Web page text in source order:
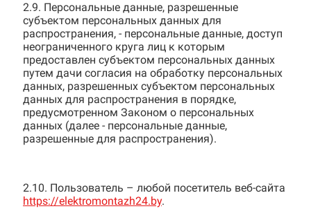
2.9. Персональные данные, разрешенные
субъектом персональных данных для
распространения, - персональные данные, доступ
неограниченного круга лиц к которым
предоставлен субъектом персональных данных
путем дачи согласия на обработку персональных
данных, разрешенных субъектом персональных
данных для распространения в порядке,
предусмотренном Законом о персональных
данных (далее - персональные данные,
разрешенные для распространения).
2.10. Пользователь – любой посетитель веб-сайта
https://elektromontazh24.by.